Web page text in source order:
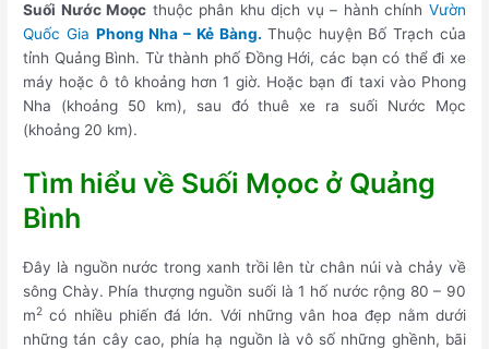
Suối Nước Moọc thuộc phân khu dịch vụ – hành chính Vườn
Quốc Gia Phong Nha – Kẻ Bàng. Thuộc huyện Bố Trạch của
tỉnh Quảng Bình. Từ thành phố Đồng Hới, các bạn có thể đi xe
máy hoặc ô tô khoảng hơn 1 giờ. Hoặc bạn đi taxi vào Phong
Nha (khoảng 50 km), sau đó thuê xe ra suối Nước Mọc
(khoảng 20 km).
Tìm hiểu về Suối Mọoc ở Quảng
Bình
Đây là nguồn nước trong xanh trồi lên từ chân núi và chảy về
sông Chày. Phía thượng nguồn suối là 1 hố nước rộng 80 – 90
m2 có nhiều phiến đá lớn. Với những vân hoa đẹp nằm dưới
những tán cây cao, phía hạ nguồn là vô số những ghềnh, bãi